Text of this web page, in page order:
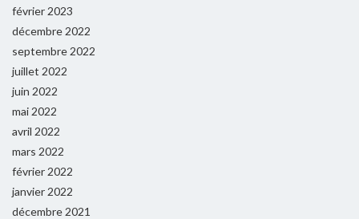
février 2023
décembre 2022
septembre 2022
juillet 2022
juin 2022
mai 2022
avril 2022
mars 2022
février 2022
janvier 2022
décembre 2021